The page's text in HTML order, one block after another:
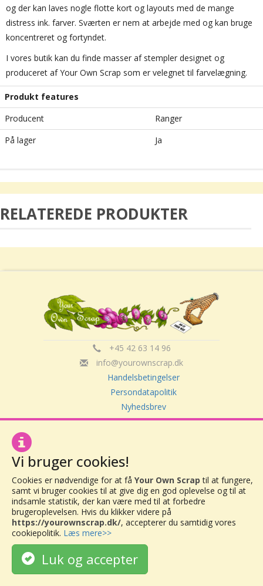
og der kan laves nogle flotte kort og layouts med de mange
distress ink. farver. Sværten er nem at arbejde med og kan bruge
koncentreret og fortyndet.
I vores butik kan du finde masser af stempler designet og
produceret af Your Own Scrap som er velegnet til farvelægning.
Produkt features
Producent
Ranger
På lager
Ja
RELATEREDE PRODUKTER
+45 42 63 14 96
info@yourownscrap.dk
Handelsbetingelser
Persondatapolitik
Nyhedsbrev
Om Your Own Scrap
Your Own Scrap
CVR: 30416082
Vor Frue Hovedgade 20
4000 Roskilde
Vi bruger cookies!
Cookies er nødvendige for at få Your Own Scrap til at fungere,
samt vi bruger cookies til at give dig en god oplevelse og til at
indsamle statistik, der kan være med til at forbedre
brugeroplevelsen. Hvis du klikker videre på
https://yourownscrap.dk/, accepterer du samtidig vores
cookiepolitik. Læs mere>>
Luk og accepter